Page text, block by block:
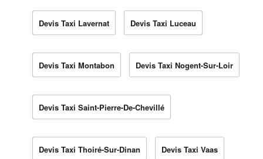
Devis Taxi Lavernat Devis Taxi Luceau
Devis Taxi Montabon Devis Taxi Nogent-Sur-Loir
Devis Taxi Saint-Pierre-De-Chevillé
Devis Taxi Thoiré-Sur-Dinan Devis Taxi Vaas